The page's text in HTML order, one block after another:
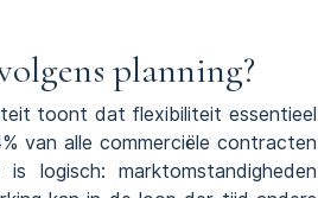
planning?
toont dat flexibiliteit essentieel
van alle commerciële contracten
logisch: marktomstandigheden